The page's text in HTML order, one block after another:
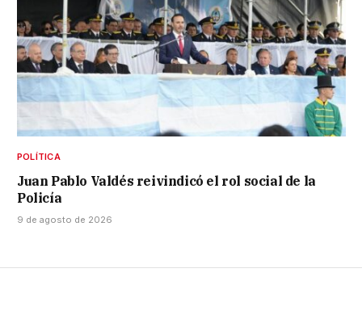
POLÍTICA
Juan Pablo Valdés reivindicó el rol social de la
Policía
9 de agosto de 2026